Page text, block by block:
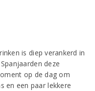
is diep verankerd in
deze
op de dag om
en een paar lekkere